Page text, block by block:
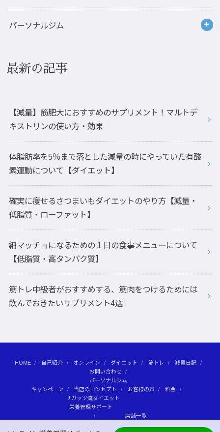
パーソナルジム
最新の記事
【減量】筋肥大におすすめのサプリメント！マルトデ
キストリンの使い方・効果
体脂肪率を5％まで落とした減量の時にやっていた有酸
素運動について【ダイエット】
確実に痩せるさつまいもダイエットのやり方【減量・
低脂質・ローファット】
細マッチョになるための１日の食事メニューについて
【低脂質・高タンパク質】
筋トレ中級者がおすすめする、筋肉をつけるためには
飲んでおきたいサプリメント4選
HOME 自己紹介 オンライン ダイエット 筋トレ
減量日記
お問い合わせ
パーソナルジム
キャンペーン
当店のコンセプト お客様の声
料金
リガッツ流ダイエット
栄養管理サポート
店舗一覧